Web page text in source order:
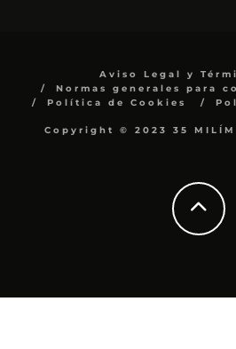
Aviso Legal y
Normas generales para
Política de Cookies
Copyright © 2023 35